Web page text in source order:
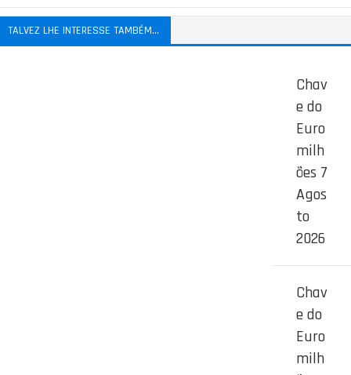
TALVEZ LHE INTERESSE TAMBÉM...
Chav
e do
Euro
milh
ões 7
Agos
to
2026
Chav
e do
Euro
milh